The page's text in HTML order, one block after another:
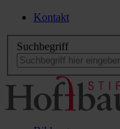
Kontakt
Suchbegriff